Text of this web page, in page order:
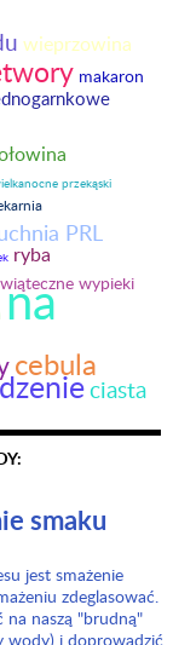
wieprzowina
makaron
przekąski
PRL
ryba
wypieki
na
cebula
ciasta
smaku
jest smażenie
zdeglasować.
na naszą "brudną"
wody) i doprowadzić